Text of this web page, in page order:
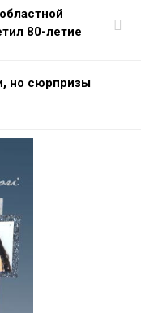
80-летие
но сюрпризы